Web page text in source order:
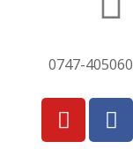
0747-405060